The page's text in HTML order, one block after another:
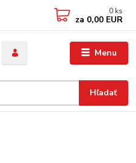
Menu
Hľadať
0 ks
za 0,00 EUR